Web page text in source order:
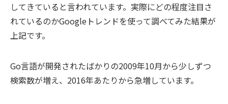
してきていると言われています。実際にどの程度注目さ
れているのかGoogleトレンドを使って調べてみた結果が
上記です。
Go言語が開発されたばかりの2009年10月から少しずつ
検索数が増え、2016年あたりから急増しています。